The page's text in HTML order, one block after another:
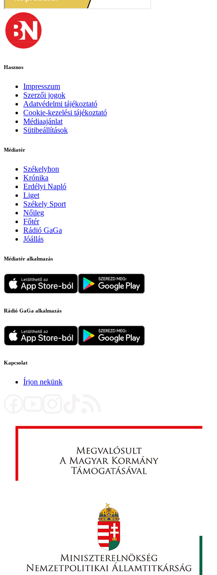
Hasznos
Impresszum
Szerzői jogok
Adatvédelmi tájékoztató
Cookie-kezelési tájékoztató
Médiaajánlat
Sütibeállítások
Médiatér
Székelyhon
Krónika
Erdélyi Napló
Liget
Székely Sport
Nőileg
Főtér
Rádió GaGa
Jóállás
Médiatér alkalmazás
Rádió GaGa alkalmazás
Kapcsolat
Írjon nekünk